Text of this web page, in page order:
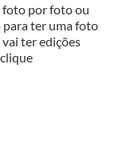
foto por foto ou
para ter uma foto
ter edições